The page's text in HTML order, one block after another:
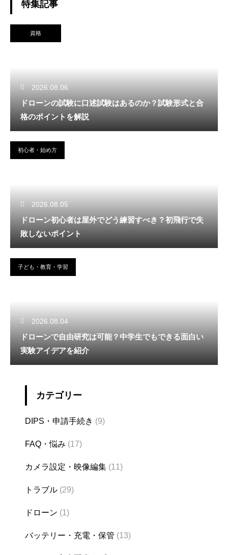
特集記事
資格
2026.08.06
ドローンの試験に口述試験はあるのか？試験形式と合
格のポイントを解説
初心者・始め方
2026.08.05
ドローン初心者は屋外でどう練習すべき？初飛行で失
敗しないポイント
子ども・教育・学習
2026.08.04
ドローンで自由研究は可能？中学生でもできる面白い
実験アイデアを紹介
カテゴリー
DIPS・申請手続き (9)
FAQ・悩み (17)
カメラ設定・映像編集 (11)
トラブル (29)
ドローン (1)
バッテリー・充電・保管 (13)